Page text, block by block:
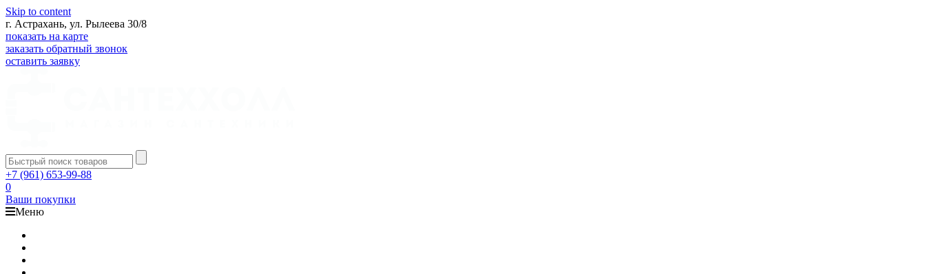
Skip to content
г. Астрахань, ул. Рылеева 30/8
показать на карте
заказать обратный звонок
оставить заявку
+7 (961) 653-99-88
0
Ваши покупки
Меню